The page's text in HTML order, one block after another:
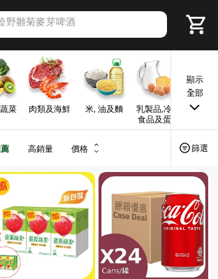
30 June 2026
菜 肉類及海鮮 米, 油及麵
乳製品,冷凍
食品及蛋類
早餐
顯示
全部
高銷量 價格 篩選